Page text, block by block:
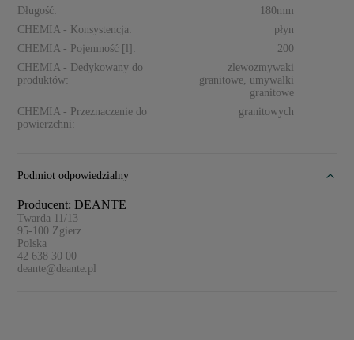
Długość:
180mm
CHEMIA - Konsystencja:
płyn
CHEMIA - Pojemność [l]:
200
CHEMIA - Dedykowany do
produktów:
zlewozmywaki
granitowe, umywalki
granitowe
CHEMIA - Przeznaczenie do
powierzchni:
granitowych
Podmiot odpowiedzialny
Producent: DEANTE
Twarda 11/13
95-100 Zgierz
Polska
42 638 30 00
deante@deante.pl